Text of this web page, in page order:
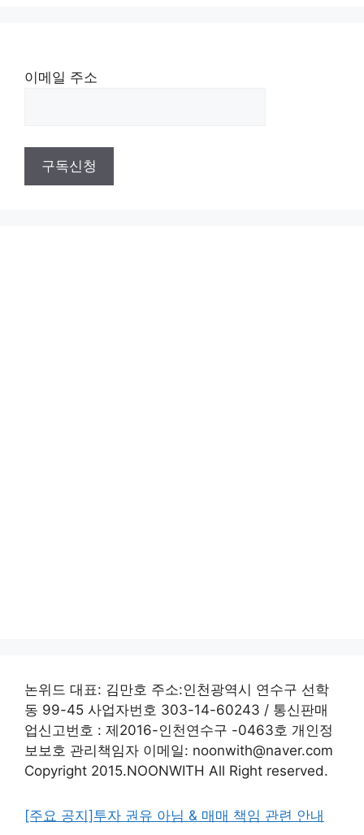
이메일 주소
논위드 대표: 김만호 주소:인천광역시 연수구 선학
동 99-45 사업자번호 303-14-60243 / 통신판매
업신고번호 : 제2016-인천연수구 -0463호 개인정
보보호 관리책임자 이메일: noonwith@naver.com
Copyright 2015.NOONWITH All Right reserved.
[주요 공지]투자 권유 아님 & 매매 책임 관련 안내